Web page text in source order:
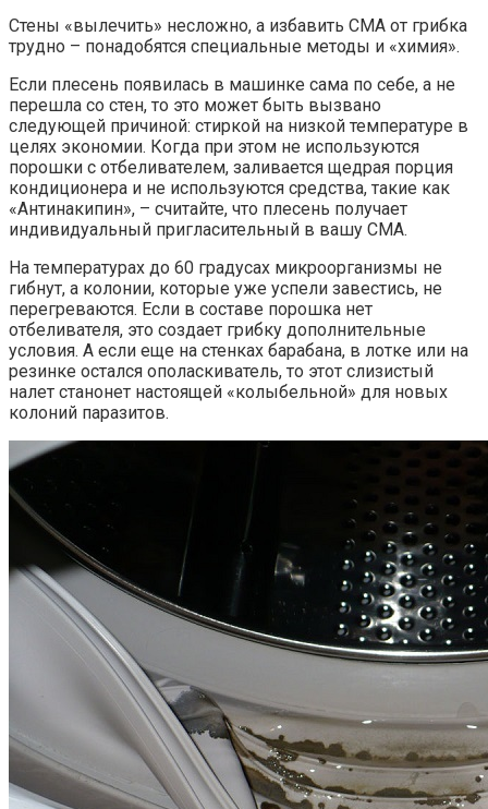
Стены «вылечить» несложно, а избавить СМА от грибка
трудно – понадобятся специальные методы и «химия».
Если плесень появилась в машинке сама по себе, а не
перешла со стен, то это может быть вызвано
следующей причиной: стиркой на низкой температуре в
целях экономии. Когда при этом не используются
порошки с отбеливателем, заливается щедрая порция
кондиционера и не используются средства, такие как
«Антинакипин», – считайте, что плесень получает
индивидуальный пригласительный в вашу СМА.
На температурах до 60 градусах микроорганизмы не
гибнут, а колонии, которые уже успели завестись, не
перегреваются. Если в составе порошка нет
отбеливателя, это создает грибку дополнительные
условия. А если еще на стенках барабана, в лотке или на
резинке остался ополаскиватель, то этот слизистый
налет станонет настоящей «колыбельной» для новых
колоний паразитов.